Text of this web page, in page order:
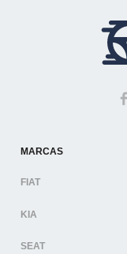
MARCAS
FIAT
KIA
SEAT